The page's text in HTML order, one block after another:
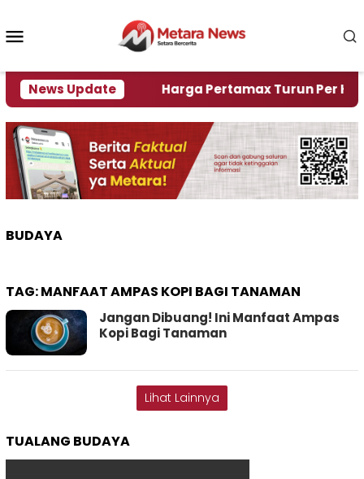
konten
News Update
Krisi Air Harga Pertamax Turun Per Hari Ini,
BUDAYA
TAG:MANFAAT AMPAS KOPI BAGI TANAMAN
Jangan Dibuang! Ini Manfaat Ampas
Kopi Bagi Tanaman
Lihat Lainnya
TUALANG BUDAYA